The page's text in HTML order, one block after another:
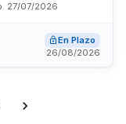
y electrónica
servicios de
27/07/2026
En Plazo
26/08/2026